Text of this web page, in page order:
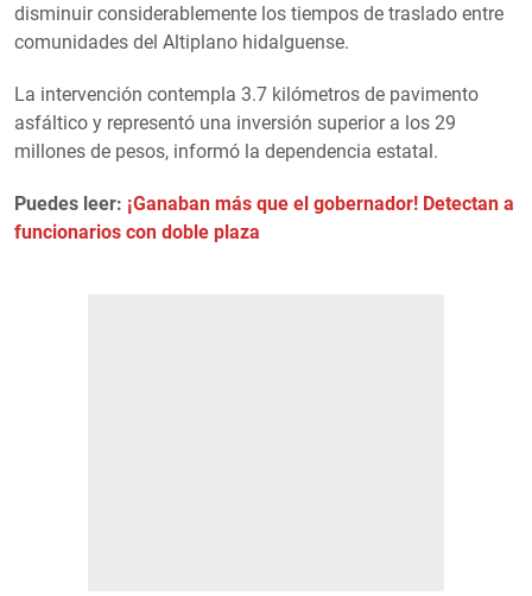
disminuir considerablemente los tiempos de traslado entre
comunidades del Altiplano hidalguense.
La intervención contempla 3.7 kilómetros de pavimento
asfáltico y representó una inversión superior a los 29
millones de pesos, informó la dependencia estatal.
Puedes leer: ¡Ganaban más que el gobernador! Detectan a
funcionarios con doble plaza